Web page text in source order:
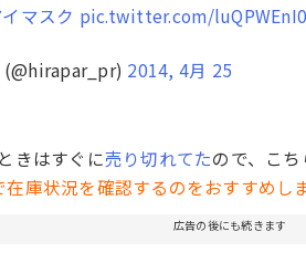
マスク pic.twitter.com/
2014, 4月 25
きはすぐに売り切れてたので、こ
庫状況を確認するのをおすすめしま
広告の後にも続きます